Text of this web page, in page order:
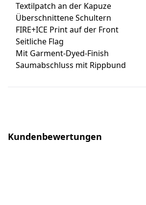
Textilpatch an der Kapuze
Überschnittene Schultern
FIRE+ICE Print auf der Front
Seitliche Flag
Mit Garment-Dyed-Finish
Saumabschluss mit Rippbund
Kundenbewertungen